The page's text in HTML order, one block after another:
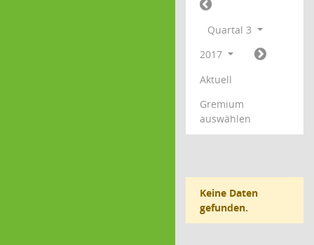
Quartal 3
2017
Aktuell
Gremium
auswählen
Keine Daten
gefunden.